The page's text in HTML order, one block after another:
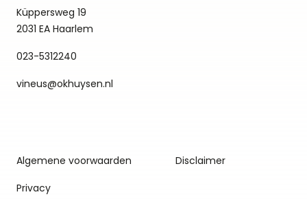
Küppersweg 19
2031 EA Haarlem
023-5312240
vineus@okhuysen.nl
Algemene voorwaarden
Disclaimer
Privacy